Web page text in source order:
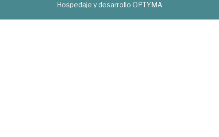
Hospedaje y desarrollo OPTYMA